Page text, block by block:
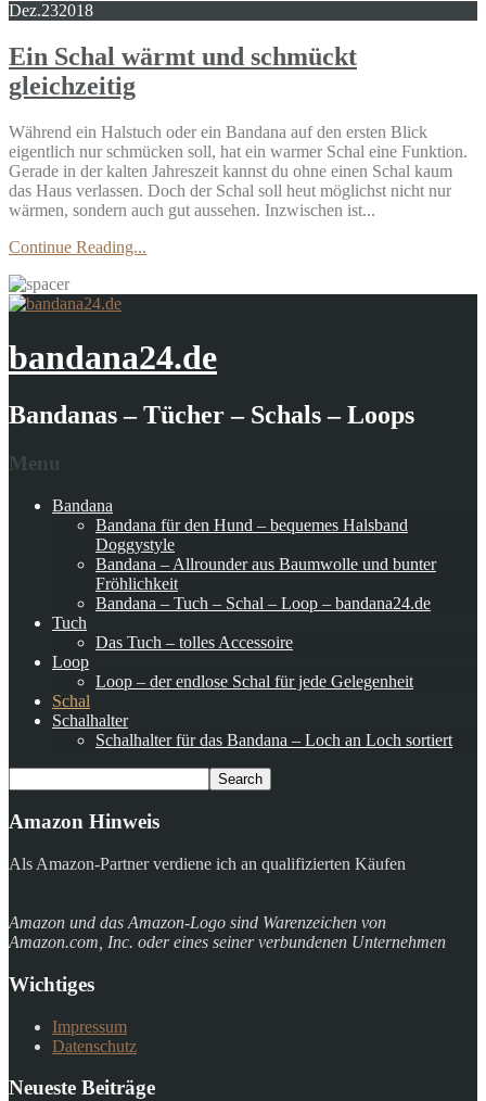
Dez.232018
Ein Schal wärmt und schmückt
gleichzeitig
Während ein Halstuch oder ein Bandana auf den ersten Blick
eigentlich nur schmücken soll, hat ein warmer Schal eine Funktion.
Gerade in der kalten Jahreszeit kannst du ohne einen Schal kaum
das Haus verlassen. Doch der Schal soll heut möglichst nicht nur
wärmen, sondern auch gut aussehen. Inzwischen ist...
Continue Reading...
bandana24.de
Bandanas – Tücher – Schals – Loops
Menu
Bandana
Bandana für den Hund – bequemes Halsband
Doggystyle
Bandana – Allrounder aus Baumwolle und bunter
Fröhlichkeit
Bandana – Tuch – Schal – Loop – bandana24.de
Tuch
Das Tuch – tolles Accessoire
Loop
Loop – der endlose Schal für jede Gelegenheit
Schal
Schalhalter
Schalhalter für das Bandana – Loch an Loch sortiert
Amazon Hinweis
Als Amazon-Partner verdiene ich an qualifizierten Käufen
Amazon und das Amazon-Logo sind Warenzeichen von
Amazon.com, Inc. oder eines seiner verbundenen Unternehmen
Wichtiges
Impressum
Datenschutz
Neueste Beiträge